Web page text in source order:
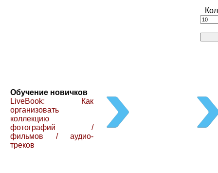
Обучение новичков
LiveBook: Как
организовать
коллекцию
фотографий /
фильмов / аудио-
треков